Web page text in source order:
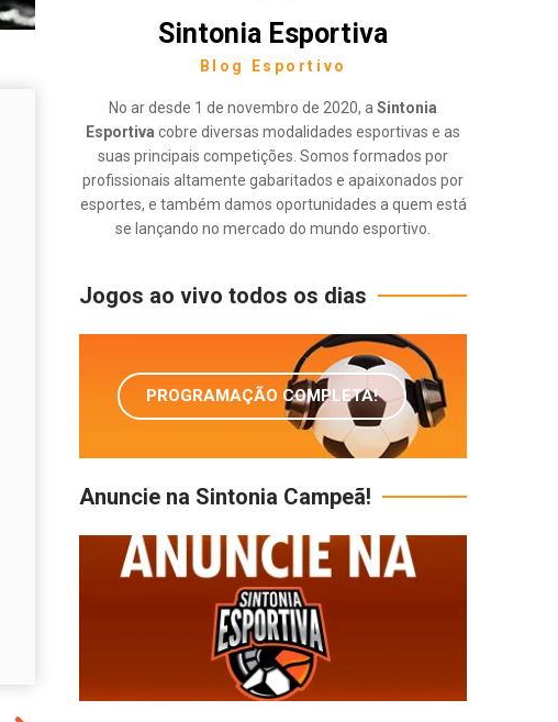
Sintonia Esportiva
Blog Esportivo
No ar desde 1 de novembro de 2020, aSintonia
Esportiva cobre diversas modalidades esportivas e as
suas principais competições. Somos formados por
profissionais altamente gabaritados e apaixonados por
esportes, e também damos oportunidades a quem está
se lançando no mercado do mundo esportivo.
Jogos ao vivo todos os dias
PROGRAMAÇÃO COMPLETA!
Anuncie na Sintonia Campeã!